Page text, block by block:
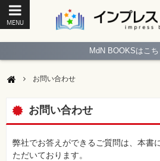
MENU
ペ
ジ
ソ
コ
ン
フ
ト
MdN BOOKSはこち
お問い合わせ
お問い合わせ
弊社でお答えができるご質問は、本書
ただいております。